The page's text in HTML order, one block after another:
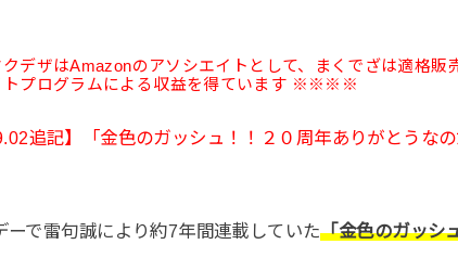
ザはAmazonのアソシエイトとして、まくでざは適格販
トプログラムによる収益を得ています ※※※※
追記】「金色のガッシュ！！２０周年ありがとうな
ーで雷句誠により約7年間連載していた「金色のガッシ